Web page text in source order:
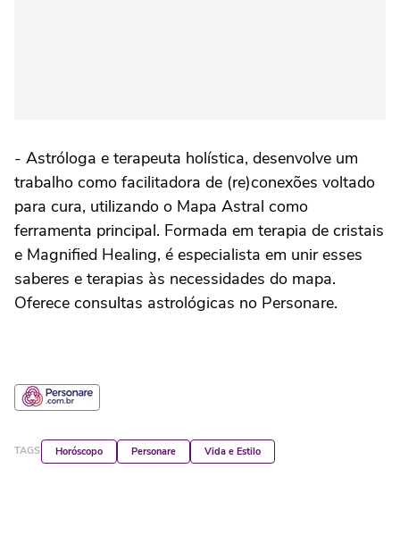
- Astróloga e terapeuta holística, desenvolve um
trabalho como facilitadora de (re)conexões voltado
para cura, utilizando o Mapa Astral como
ferramenta principal. Formada em terapia de cristais
e Magnified Healing, é especialista em unir esses
saberes e terapias às necessidades do mapa.
Oferece consultas astrológicas no Personare.
TAGS Horóscopo Personare Vida e Estilo